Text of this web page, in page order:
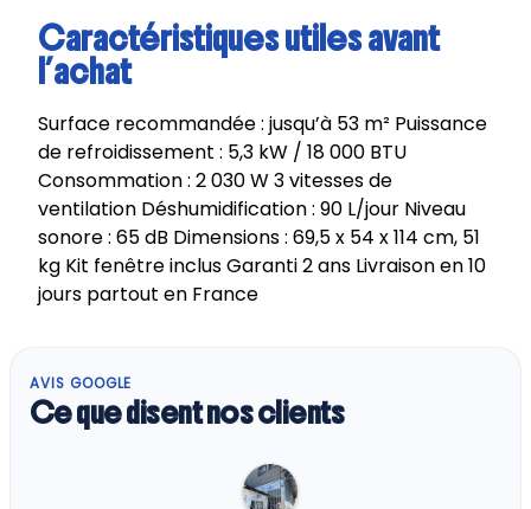
Caractéristiques utiles avant
l’achat
Surface recommandée : jusqu’à 53 m² Puissance
de refroidissement : 5,3 kW / 18 000 BTU
Consommation : 2 030 W 3 vitesses de
ventilation Déshumidification : 90 L/jour Niveau
sonore : 65 dB Dimensions : 69,5 x 54 x 114 cm, 51
kg Kit fenêtre inclus Garanti 2 ans Livraison en 10
jours partout en France
AVIS GOOGLE
Ce que disent nos clients